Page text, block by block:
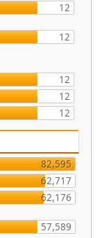
12
12
12
12
12
82,595
62,717
62,176
57,589